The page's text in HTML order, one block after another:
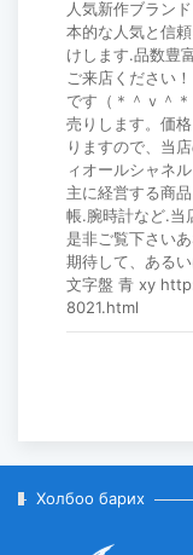
人気新作ブラン
本的な人気と信
けします.品数豊
ご来店ください
です（＊＾ｖ＾
売りします。価
りますので、当
ィオールシャネ
主に経営する商
帳.腕時計など.当
是非ご覧下さい
期待して、ある
文字盤 青 xy
8021.html
Холбоо барих